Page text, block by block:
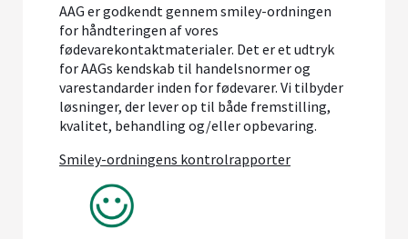
AAG er godkendt gennem smiley-ordningen
for håndteringen af vores
fødevarekontaktmaterialer. Det er et udtryk
for AAGs kendskab til handelsnormer og
varestandarder inden for fødevarer. Vi tilbyder
løsninger, der lever op til både fremstilling,
kvalitet, behandling og/eller opbevaring.
Smiley-ordningens kontrolrapporter